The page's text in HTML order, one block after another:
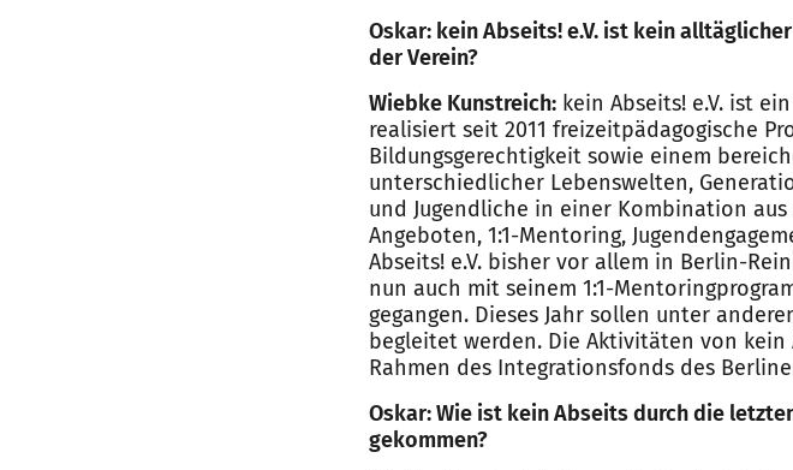
Oskar: kein Abseits! e.V. ist kein
der Verein?
Wiebke Kunstreich: kein Abseits! e.V. ist
realisiert seit 2011 freizeitpädagogische
Bildungsgerechtigkeit sowie einem
unterschiedlicher Lebenswelten,
und Jugendliche in einer Kombination
Angeboten, 1:1-Mentoring,
Abseits! e.V. bisher vor allem in Berlin-
nun auch mit seinem 1:1-
gegangen. Dieses Jahr sollen unter
begleitet werden. Die Aktivitäten von
Rahmen des Integrationsfonds des
Oskar: Wie ist kein Abseits durch die
gekommen?